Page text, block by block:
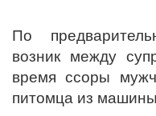
По
возник между
время ссоры
питомца из